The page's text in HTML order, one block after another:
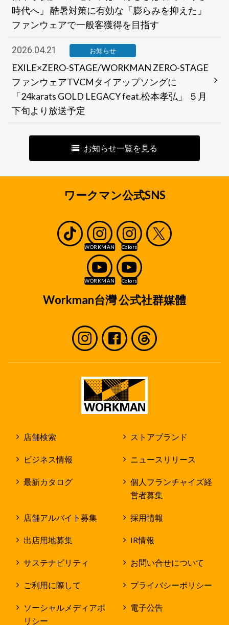
時代へ」 酷暑対策に有効な「膨らみを抑えた」
ファンウェアで一般客獲得を目指す
2026.04.21 お知らせ
EXILE×ZERO-STAGE/WORKMAN ZERO-STAGE
ファンウェアTVCMタイアップソングに
「24karats GOLD LEGACY feat.松本孝弘」 ５月
下旬より放送予定
お知らせ一覧を見る
ワークマン公式SNS
Workman台灣 公式社群媒體
店舗検索 ストアブランド
ビジネス情報 ニュースリリース
最新カタログ
個人フランチャイズ経
営者募集
店舗アルバイト募集 採用情報
出店用地募集 IR情報
サステナビリティ お問い合せについて
ご利用に際して プライバシーポリシー
ソーシャルメディアポ
リシー
電子公告